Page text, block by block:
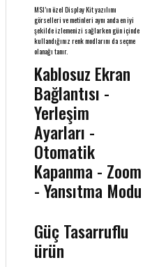
MSI’ın özel Display Kit yazılımı
görselleri ve metinleri aynı anda en iyi
şekilde izlemenizi sağlarken gün içinde
kullandığınız renk modlarını da seçme
olanağı tanır.
Kablosuz Ekran
Bağlantısı -
Yerleşim
Ayarları -
Otomatik
Kapanma - Zoom
- Yansıtma Modu
Güç Tasarruflu
ürün